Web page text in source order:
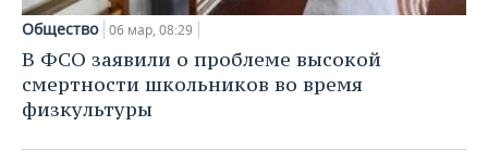
КИБЕРСПОРТ
ФИГУРНОЕ КАТАНИЕ
ВОДНЫЕ ВИДЫ СПОРТА
КУЛЬТУРА
МЕДИЦИНА
ОБРАЗОВАНИЕ
СПИСОК КОМПАНИЙ
Общество 06 мар, 08:29
В ФСО заявили о проблеме высокой
смертности школьников во время
физкультуры